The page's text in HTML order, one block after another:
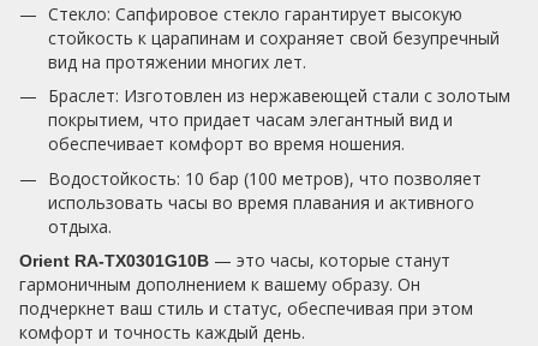
Стекло: Сапфировое стекло гарантирует высокую
стойкость к царапинам и сохраняет свой безупречный
вид на протяжении многих лет.
Браслет: Изготовлен из нержавеющей стали с золотым
покрытием, что придает часам элегантный вид и
обеспечивает комфорт во время ношения.
Водостойкость: 10 бар (100 метров), что позволяет
использовать часы во время плавания и активного
отдыха.
Orient RA-TX0301G10B — это часы, которые станут
гармоничным дополнением к вашему образу. Он
подчеркнет ваш стиль и статус, обеспечивая при этом
комфорт и точность каждый день.